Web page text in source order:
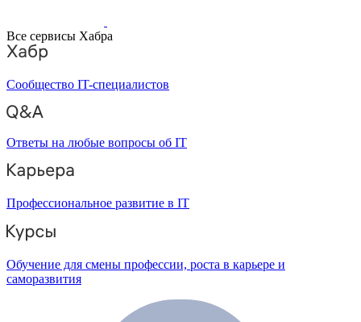
Все сервисы Хабра
Сообщество IT-специалистов
Ответы на любые вопросы об IT
Профессиональное развитие в IT
Обучение для смены профессии, роста в карьере и
саморазвития